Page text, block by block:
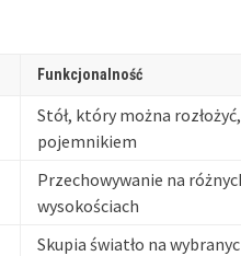
Funkcjonalność
Stół, który można
pojemnikiem
Przechowywanie na
wysokościach
Skupia światło na